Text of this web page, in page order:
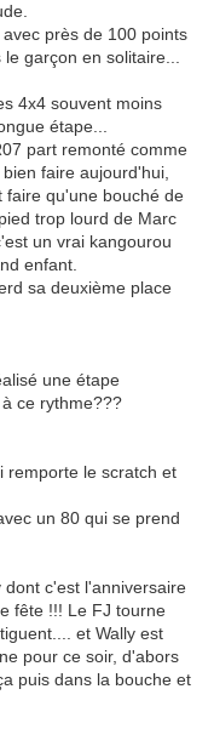
près de 100 points
garçon en solitaire...
4x4 souvent moins
étape...
part remonté comme
faire aujourd'hui,
faire qu'une bouché de
trop lourd de Marc
un vrai kangourou
enfant.
sa deuxième place
une étape
ce rythme???
remporte le scratch et
un 80 qui se prend
dont c'est l'anniversaire
fête !!! Le FJ tourne
et Wally est
pour ce soir, d'abors
puis dans la bouche et